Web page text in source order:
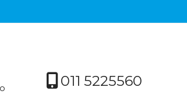
011 5225560